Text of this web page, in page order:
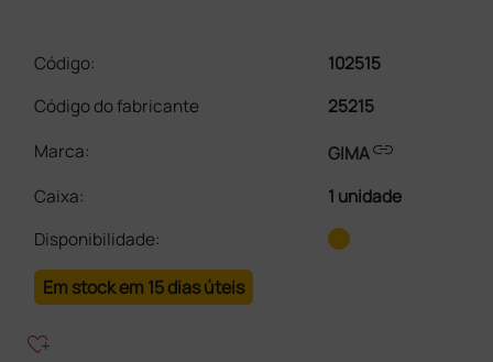
Código:
102515
Código do fabricante
25215
Marca:
GIMAlink
Caixa:
1 unidade
Disponibilidade:
Em stock em 15 dias úteis
heart_plus